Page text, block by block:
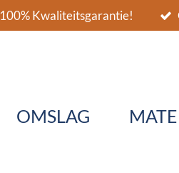
100% Kwaliteitsgarantie!
OMSLAG